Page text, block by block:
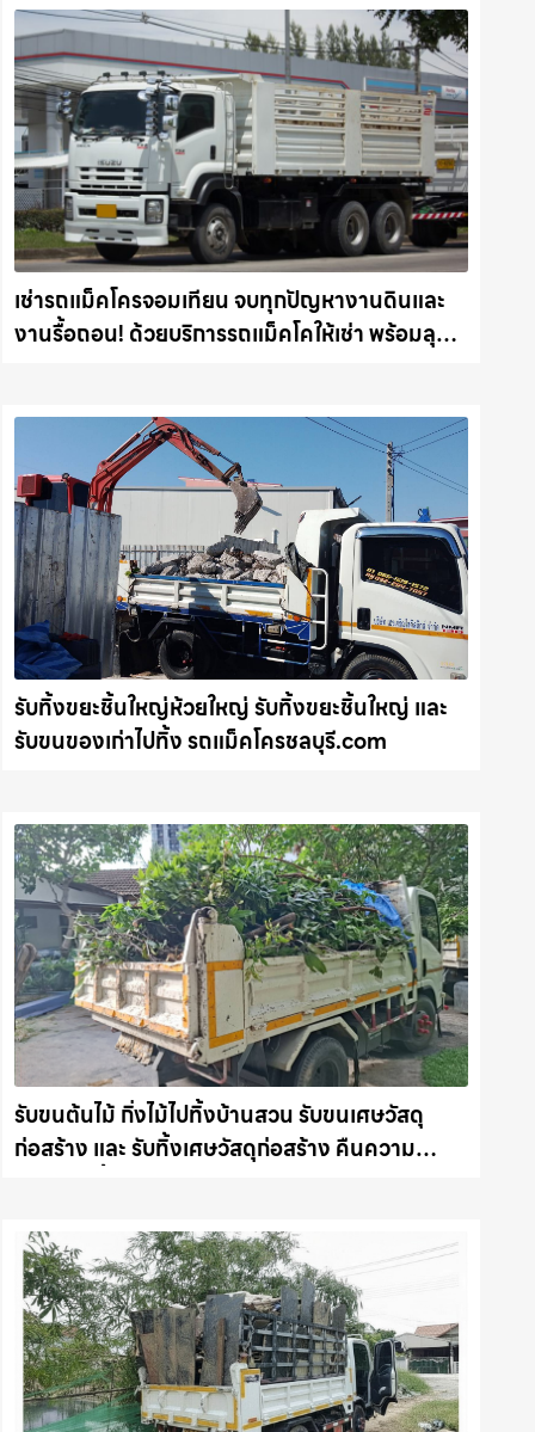
เช่ารถแม็คโครจอมเทียน จบทุกปัญหางานดินและ
งานรื้อถอน! ด้วยบริการรถแม็คโคให้เช่า พร้อมลุย
รับทิ้งขยะชิ้นใหญ่ห้วยใหญ่ รับทิ้งขยะชิ้นใหญ่ และ
รับขนของเก่าไปทิ้ง รถแม็คโครชลบุรี.com
รับขนต้นไม้ กิ่งไม้ไปทิ้งบ้านสวน รับขนเศษวัสดุ
ก่อสร้าง และ รับทิ้งเศษวัสดุก่อสร้าง คืนความ